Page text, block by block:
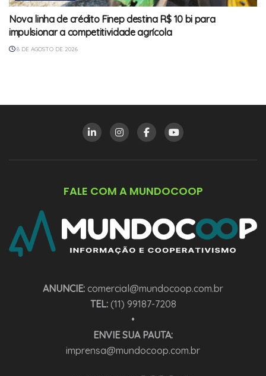
Nova linha de crédito Finep destina R$ 10 bi para
impulsionar a competitividade agrícola
8 DE AGOSTO DE 2026
FALE COM A MUNDOCOOP
ANUNCIE: comercial@mundocoop.com.br
TEL:(11) 99187-7208
•
ENVIE SUA PAUTA:
imprensa@mundocoop.com.br